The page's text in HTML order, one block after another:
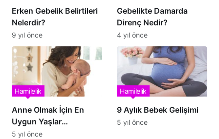
Erken Gebelik Belirtileri
Nelerdir?
9 yıl önce
Gebelikte Damarda
Direnç Nedir?
4 yıl önce
Anne Olmak İçin En
Uygun Yaşlar
Hangileridir?
Hamilelik
5 yıl önce
9 Aylık Bebek Gelişimi
Hamilelik
5 yıl önce